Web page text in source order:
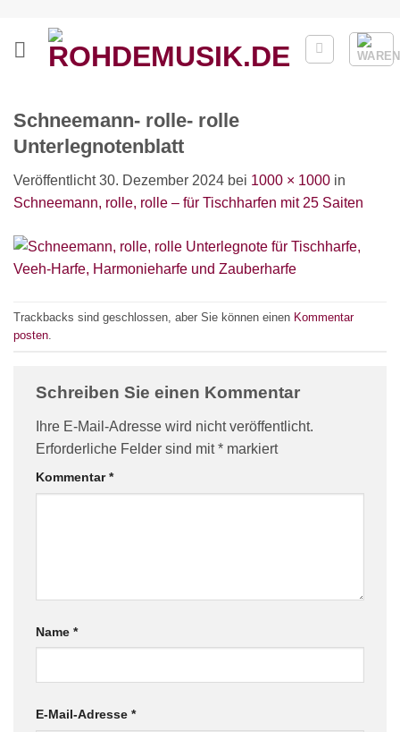
springen
Schneemann- rolle- rolle
Unterlegnotenblatt
Veröffentlicht30. Dezember 2024 bei 1000 × 1000 in
Schneemann, rolle, rolle – für Tischharfen mit 25 Saiten
Trackbacks sind geschlossen, aber Sie können einen Kommentar
posten
Schreiben Sie einen Kommentar
Ihre E-Mail-Adresse wird nicht veröffentlicht.
Erforderliche Felder sind mit* markiert
Kommentar*
Name *
E-Mail-Adresse *